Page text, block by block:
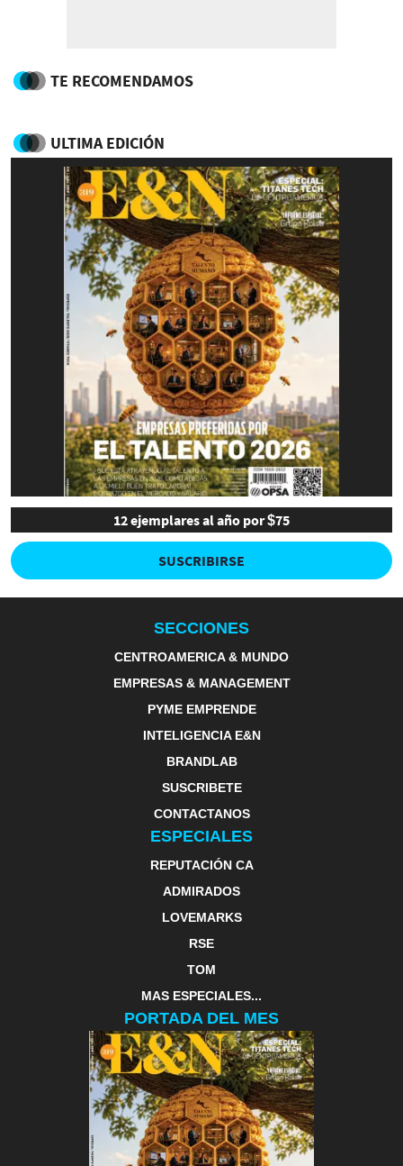
TE RECOMENDAMOS
ULTIMA EDICIÓN
12 ejemplares al año por $75
SUSCRIBIRSE
SECCIONES
CENTROAMERICA & MUNDO
EMPRESAS & MANAGEMENT
PYME EMPRENDE
INTELIGENCIA E&N
BRANDLAB
SUSCRIBETE
CONTACTANOS
ESPECIALES
REPUTACIÓN CA
ADMIRADOS
LOVEMARKS
RSE
TOM
MAS ESPECIALES...
PORTADA DEL MES